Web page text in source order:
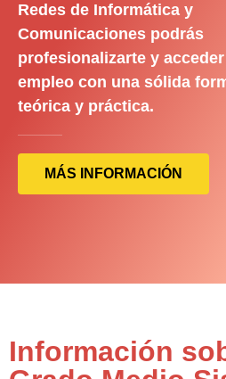
Redes de Informática y
Comunicaciones podrás
profesionalizarte y
empleo con una sólida
teórica y práctica.
MÁS INFORMACIÓN
Información